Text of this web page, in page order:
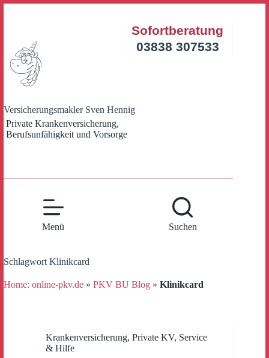
Versicherungsmakler Sven Hennig
Private Krankenversicherung,
Berufsunfähigkeit und Vorsorge
Sofortberatung
03838 307533
Menü Suchen
Schlagwort Klinikcard
Home: online-pkv.de » PKV BU Blog » Klinikcard
Krankenversicherung, Private KV, Service
& Hilfe